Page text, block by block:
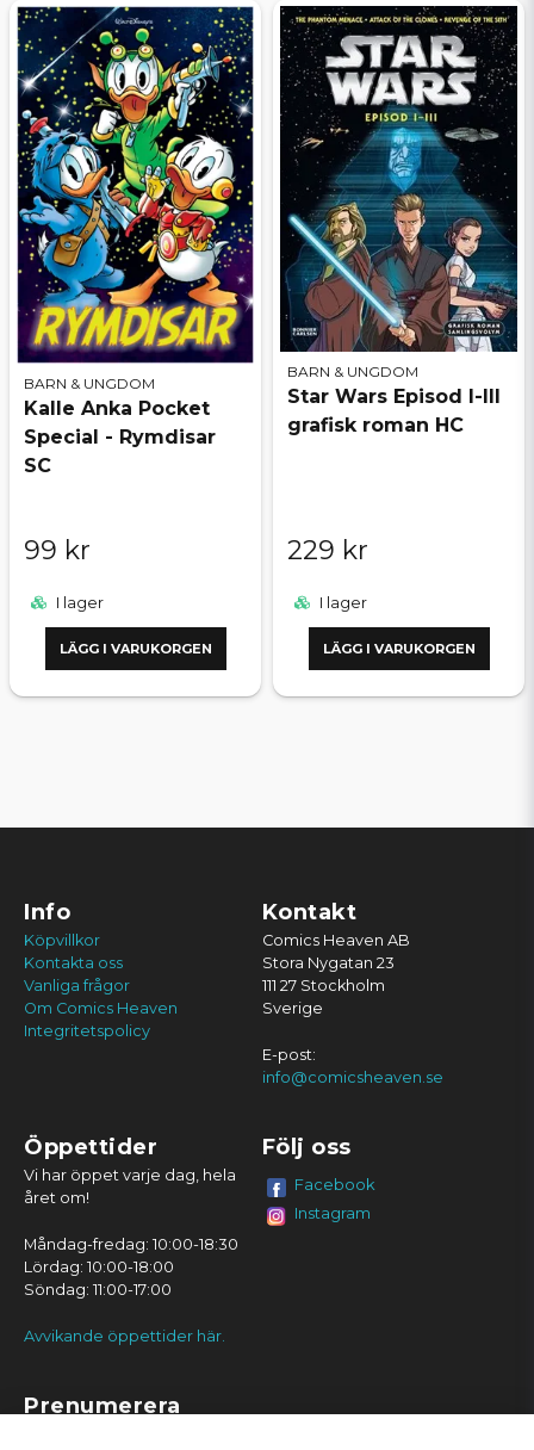
BARN & UNGDOM
Kalle Anka Pocket
Special - Rymdisar
SC
99 kr
I lager
LÄGG I VARUKORGEN
BARN & UNGDOM
Star Wars Episod I-III
grafisk roman HC
229 kr
I lager
LÄGG I VARUKORGEN
Info
Köpvillkor
Kontakta oss
Vanliga frågor
Om Comics Heaven
Integritetspolicy
Kontakt
Comics Heaven AB
Stora Nygatan 23
111 27 Stockholm
Sverige
E-post:
info@comicsheaven.se
Öppettider
Vi har öppet varje dag, hela
året om!
Måndag-fredag: 10:00-18:30
Lördag: 10:00-18:00
Söndag: 11:00-17:00
Avvikande öppettider här.
Följ oss
Facebook
Instagram
Prenumerera